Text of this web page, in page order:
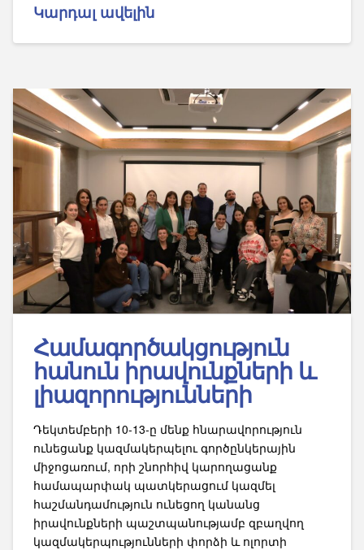
Կարդալ ավելին
Համագործակցություն
հանուն իրավունքների և
լիազորությունների
Դեկտեմբերի 10-13-ը մենք հնարավորություն
ունեցանք կազմակերպելու գործընկերային
միջոցառում, որի շնորհիվ կարողացանք
համապարփակ պատկերացում կազմել
հաշմանդամություն ունեցող կանանց
իրավունքների պաշտպանությամբ զբաղվող
կազմակերպությունների փորձի և ոլորտի